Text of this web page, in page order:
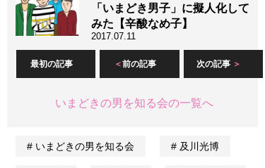
「いまどき男子」に擬人化して
みた【辛酸なめ子】
2017.07.11
最初の記事 前の記事 次の記事
いまどきの男を知る会の一覧へ
いまどきの男を知る会 及川光博